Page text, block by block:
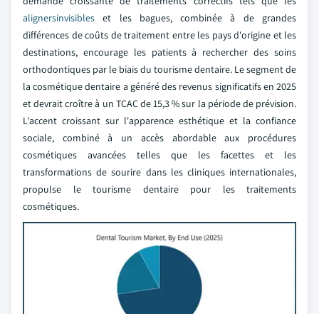
alignersinvisibles et les bagues, combinée à de grandes
différences de coûts de traitement entre les pays d'origine et les
destinations, encourage les patients à rechercher des soins
orthodontiques par le biais du tourisme dentaire. Le segment de
la cosmétique dentaire a généré des revenus significatifs en 2025
et devrait croître à un TCAC de 15,3 % sur la période de prévision.
L'accent croissant sur l'apparence esthétique et la confiance
sociale, combiné à un accès abordable aux procédures
cosmétiques avancées telles que les facettes et les
transformations de sourire dans les cliniques internationales,
propulse le tourisme dentaire pour les traitements
cosmétiques.